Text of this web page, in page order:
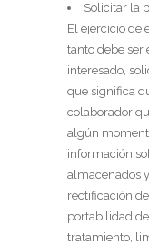
Solicitar la
El ejercicio de
tanto debe ser
interesado,
que significa
colaborador
algún
información
almacenados
rectificación
portabilidad
tratamiento,